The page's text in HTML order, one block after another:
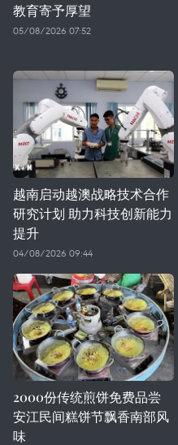
教育寄予厚望
05/08/2026 07:52
越南启动越澳战略技术合作
研究计划 助力科技创新能力
提升
04/08/2026 09:44
2000份传统煎饼免费品尝
安江民间糕饼节飘香南部风
味